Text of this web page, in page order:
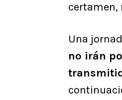
certamen,
Una
no irán